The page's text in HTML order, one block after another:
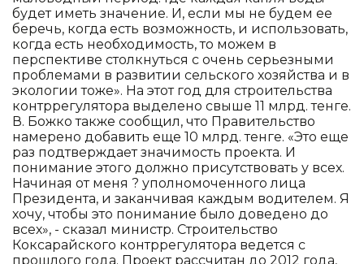
будет иметь значение. И, если мы не будем ее
беречь, когда есть возможность, и использовать,
когда есть необходимость, то можем в
перспективе столкнуться с очень серьезными
проблемами в развитии сельского хозяйства и в
экологии тоже». На этот год для строительства
контррегулятора выделено свыше 11 млрд. тенге.
В. Божко также сообщил, что Правительство
намерено добавить еще 10 млрд. тенге. «Это еще
раз подтверждает значимость проекта. И
понимание этого должно присутствовать у всех.
Начиная от меня ? уполномоченного лица
Президента, и заканчивая каждым водителем. Я
хочу, чтобы это понимание было доведено до
всех», - сказал министр. Строительство
Коксарайского контррегулятора ведется с
прошлого года. Проект рассчитан до 2012 года,